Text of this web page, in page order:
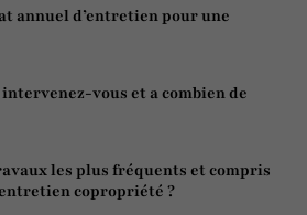
annuel d’entretien pour une
vous et a combien de
les plus fréquents et compris
copropriété ?